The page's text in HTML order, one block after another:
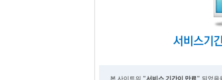
본 사이트의 "서비스 기간이 만료" 되었음